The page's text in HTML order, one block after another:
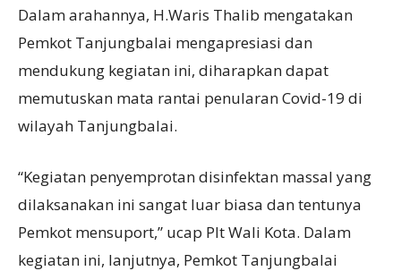
Dalam arahannya, H.Waris Thalib mengatakan
Pemkot Tanjungbalai mengapresiasi dan
mendukung kegiatan ini, diharapkan dapat
memutuskan mata rantai penularan Covid-19 di
wilayah Tanjungbalai.
“Kegiatan penyemprotan disinfektan massal yang
dilaksanakan ini sangat luar biasa dan tentunya
Pemkot mensuport,” ucap Plt Wali Kota. Dalam
kegiatan ini, lanjutnya, Pemkot Tanjungbalai